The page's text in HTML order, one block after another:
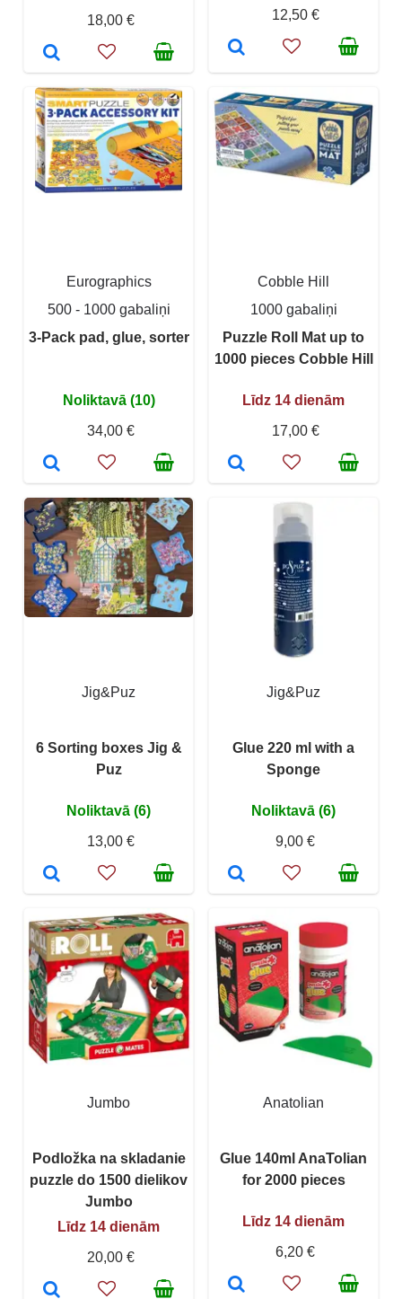
18,00 € 12,50 €
Eurographics
500 - 1000 gabaliņi
3-Pack pad, glue, sorter
Noliktavā (10)
34,00 €
Cobble Hill
1000 gabaliņi
Puzzle Roll Mat up to
1000 pieces Cobble Hill
Līdz 14 dienām
17,00 €
Jig&Puz
6 Sorting boxes Jig &
Puz
Noliktavā (6)
13,00 €
Jig&Puz
Glue 220 ml with a
Sponge
Noliktavā (6)
9,00 €
Jumbo
Podložka na skladanie
puzzle do 1500 dielikov
Jumbo
Līdz 14 dienām
20,00 €
Anatolian
Glue 140ml AnaTolian
for 2000 pieces
Līdz 14 dienām
6,20 €